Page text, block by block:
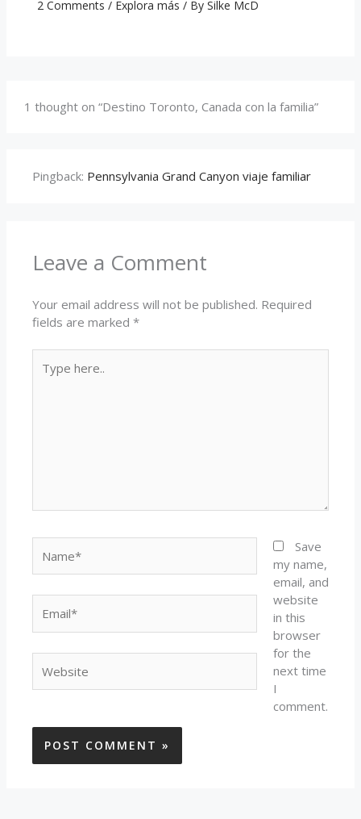
2 Comments / Explora más / By Silke McD
1 thought on “Destino Toronto, Canada con la familia”
Pingback: Pennsylvania Grand Canyon viaje familiar
Leave a Comment
Your email address will not be published. Required
fields are marked*
here..
Save
my name,
email, and
website
in this
browser
for the
next time
I
comment.